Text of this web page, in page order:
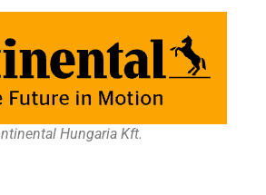
Hungaria Kft.